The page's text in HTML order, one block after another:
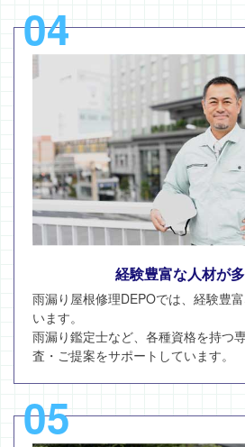
04
経験豊富な人材が
雨漏り屋根修理DEPOでは、経験豊
います。
雨漏り鑑定士など、各種資格を持つ
査・ご提案をサポートしています。
05